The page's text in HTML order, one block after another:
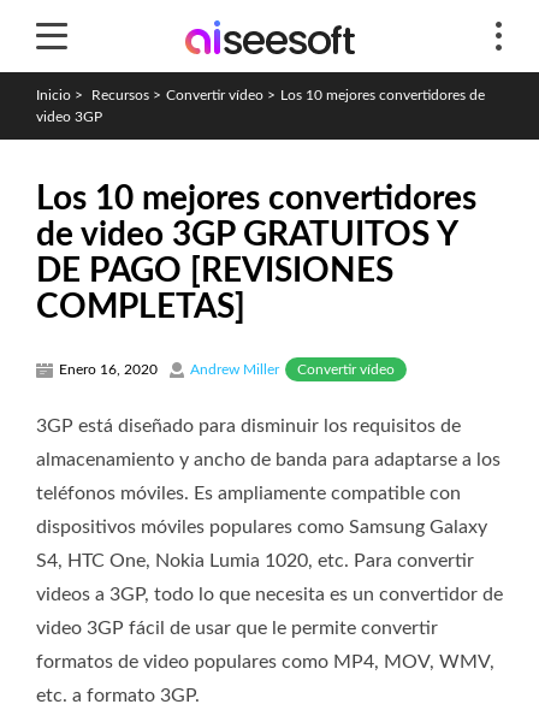
Inicio > Recursos > Convertir vídeo > Los 10 mejores convertidores de
video 3GP
Los 10 mejores convertidores
de video 3GP GRATUITOS Y
DE PAGO [REVISIONES
COMPLETAS]
Enero 16, 2020 Andrew Miller Convertir vídeo
3GP está diseñado para disminuir los requisitos de
almacenamiento y ancho de banda para adaptarse a los
teléfonos móviles. Es ampliamente compatible con
dispositivos móviles populares como Samsung Galaxy
S4, HTC One, Nokia Lumia 1020, etc. Para convertir
videos a 3GP, todo lo que necesita es un convertidor de
video 3GP fácil de usar que le permite convertir
formatos de video populares como MP4, MOV, WMV,
etc. a formato 3GP.